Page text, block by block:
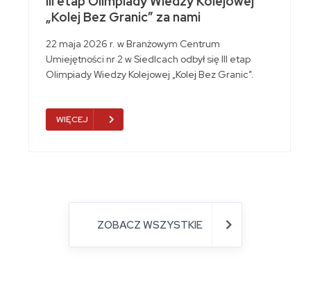
„Kolej Bez Granic” za nami
22 maja 2026 r. w Branżowym Centrum
Umiejętności nr 2 w Siedlcach odbył się III etap
Olimpiady Wiedzy Kolejowej „Kolej Bez Granic”.
WIĘCEJ
ZOBACZ WSZYSTKIE